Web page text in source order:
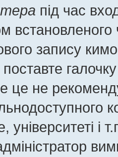
під час
встановленого
запису
це не
університеті і